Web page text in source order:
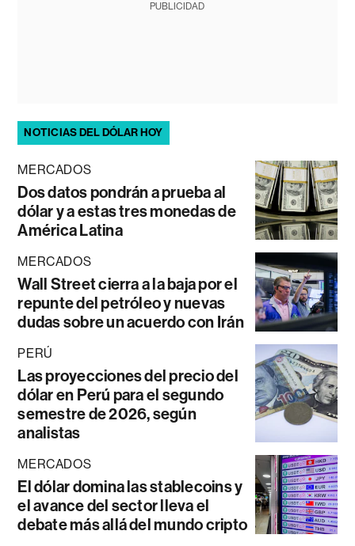
PUBLICIDAD
NOTICIAS DEL DÓLAR HOY
MERCADOS
Dos datos pondrán a prueba al
dólar y a estas tres monedas de
América Latina
MERCADOS
Wall Street cierra a la baja por el
repunte del petróleo y nuevas
dudas sobre un acuerdo con Irán
PERÚ
Las proyecciones del precio del
dólar en Perú para el segundo
semestre de 2026, según
analistas
MERCADOS
El dólar domina las stablecoins y
el avance del sector lleva el
debate más allá del mundo cripto